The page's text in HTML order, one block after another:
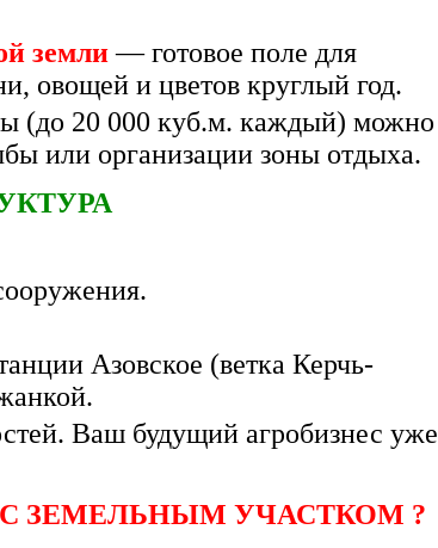
земли— готовое поле для
овощей и цветов круглый год.
(до 20 000 куб.м. каждый) можно
или организации зоны отдыха.
Азовское (ветка Керчь-
Ваш будущий агробизнес уже
ЗЕМЕЛЬНЫМ УЧАСТКОМ ?